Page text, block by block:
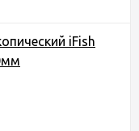
iFish